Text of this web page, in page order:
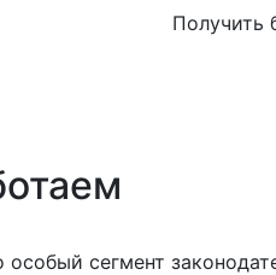
Получить
особый сегмент